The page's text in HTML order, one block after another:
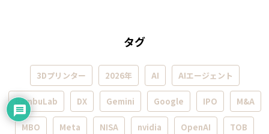
タグ
3Dプリンター 2026年 AI AIエージェント
BambuLab DX Gemini Google IPO M&A
MBO Meta NISA nvidia OpenAI TOB